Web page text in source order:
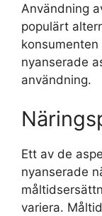
Användning
populärt
nyanserade
användning.
Ett av de
nyanserade
variera.